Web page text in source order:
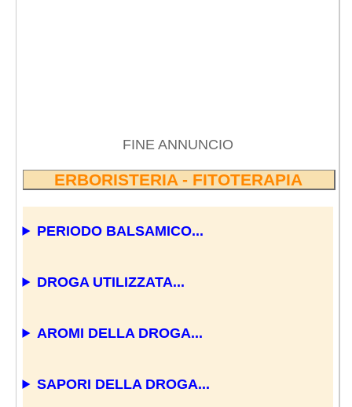
FINE ANNUNCIO
ERBORISTERIA - FITOTERAPIA
PERIODO BALSAMICO...
DROGA UTILIZZATA...
AROMI DELLA DROGA...
SAPORI DELLA DROGA...